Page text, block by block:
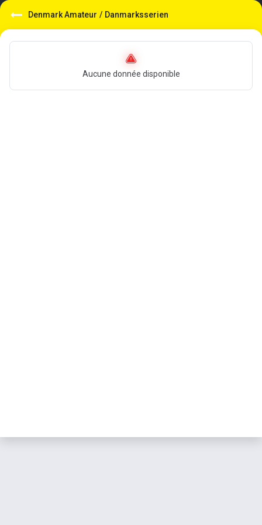
Denmark Amateur / Danmarksserien
Aucune donnée disponible